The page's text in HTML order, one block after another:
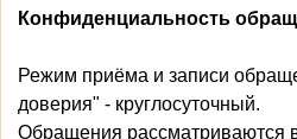
Конфиденциальность
Режим приёма и записи
доверия" - круглосуточный.
Обращения рассматриваются в